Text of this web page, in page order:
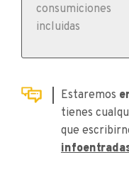
consumiciones
incluidas
Estaremos
tienes
que